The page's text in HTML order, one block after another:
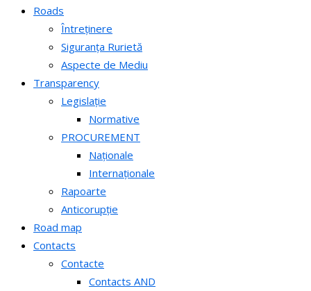
Roads
Întreținere
Siguranța Rurietă
Aspecte de Mediu
Transparency
Legislație
Normative
PROCUREMENT
Naționale
Internaționale
Rapoarte
Anticorupție
Road map
Contacts
Contacte
Contacts AND